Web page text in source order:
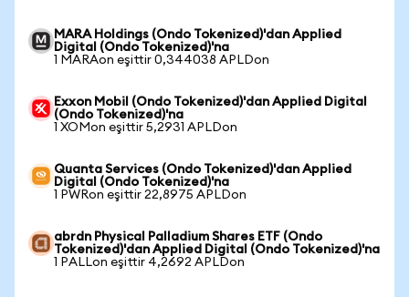
MARA Holdings (Ondo Tokenized)'dan Applied
Digital (Ondo Tokenized)'na
1 MARAon eşittir 0,344038 APLDon
Exxon Mobil (Ondo Tokenized)'dan Applied Digital
(Ondo Tokenized)'na
1 XOMon eşittir 5,2931 APLDon
Quanta Services (Ondo Tokenized)'dan Applied
Digital (Ondo Tokenized)'na
1 PWRon eşittir 22,8975 APLDon
abrdn Physical Palladium Shares ETF (Ondo
Tokenized)'dan Applied Digital (Ondo Tokenized)'na
1 PALLon eşittir 4,2692 APLDon